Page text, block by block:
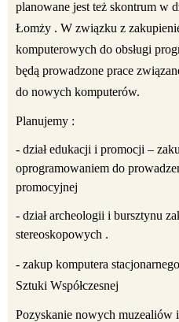
planowane jest też skontrum w
Łomży . W związku z
komputerowych do obsługi
będą prowadzone prace
do nowych komputerów.
Planujemy :
- dział edukacji i promocji –
oprogramowaniem do
promocyjnej
- dział archeologii i bursztynu
stereoskopowych .
- zakup komputera
Sztuki Współczesnej
Pozyskanie nowych muzealiów